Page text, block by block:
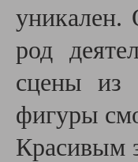
уникален.
род
сцены из
фигуры
Красивым